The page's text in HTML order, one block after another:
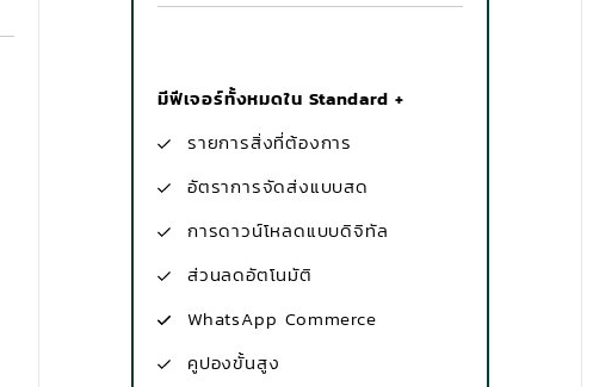
มีฟีเจอร์ทั้งหมดใน Standard +
รายการสิ่งที่ต้องการ
อัตราการจัดส่งแบบสด
การดาวน์โหลดแบบดิจิทัล
ส่วนลดอัตโนมัติ
WhatsApp Commerce
คูปองขั้นสูง